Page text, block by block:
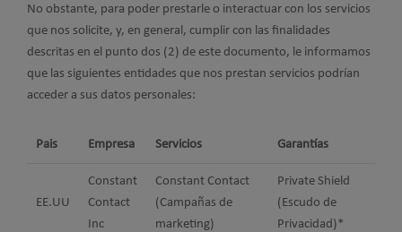
No obstante, para poder prestarle o interactuar con los servicios
que nos solicite, y, en general, cumplir con las finalidades
descritas en el punto dos (2) de este documento, le informamos
que las siguientes entidades que nos prestan servicios podrían
acceder a sus datos personales:
Pais Empresa Servicios Garantías
EE.UU
Constant
Contact
Inc
Constant Contact
(Campañas de
marketing)
Private Shield
(Escudo de
Privacidad)*